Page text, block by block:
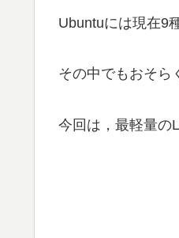
Ubuntuには現在9
その中でもおそら
今回は，最軽量の